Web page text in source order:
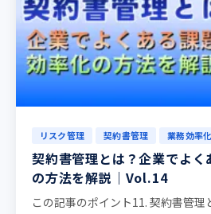
リスク管理 契約書管理 業務効率化
契約書管理とは？企業でよ
の方法を解説｜Vol.14
この記事のポイント11. 契約書管理